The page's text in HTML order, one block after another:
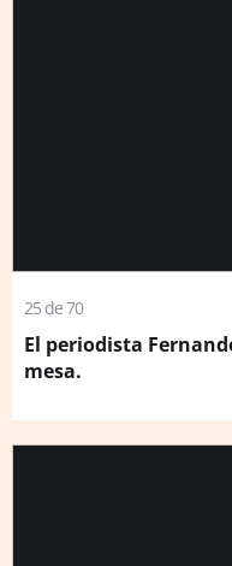
25 de 70
El periodista
mesa.